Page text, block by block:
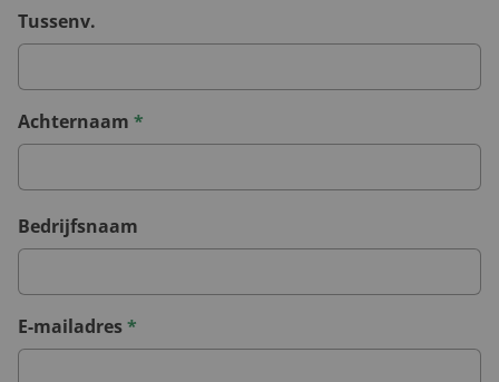
Tussenv.
Achternaam *
Bedrijfsnaam
E-mailadres*